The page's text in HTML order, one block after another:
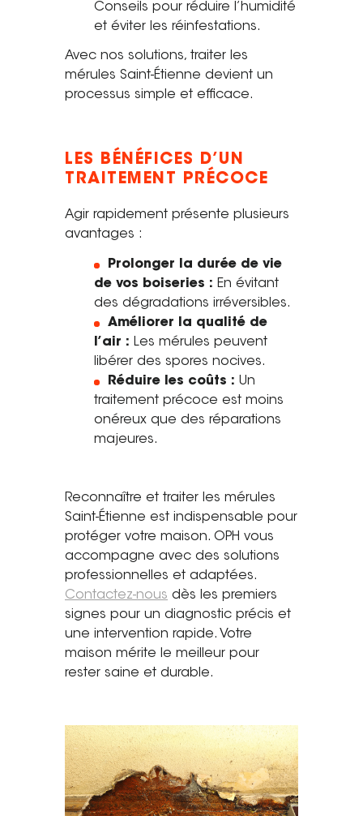
Conseils pour réduire l’humidité
et éviter les réinfestations.
Avec nos solutions, traiter les
mérules Saint-Étienne devient un
processus simple et efficace.
LES BÉNÉFICES D’UN
TRAITEMENT PRÉCOCE
Agir rapidement présente plusieurs
avantages :
Prolonger la durée de vie
de vos boiseries : En évitant
des dégradations irréversibles.
Améliorer la qualité de
l’air : Les mérules peuvent
libérer des spores nocives.
Réduire les coûts : Un
traitement précoce est moins
onéreux que des réparations
majeures.
Reconnaître et traiter les mérules
Saint-Étienne est indispensable pour
protéger votre maison. OPH vous
accompagne avec des solutions
professionnelles et adaptées.
Contactez-nous dès les premiers
signes pour un diagnostic précis et
une intervention rapide. Votre
maison mérite le meilleur pour
rester saine et durable.